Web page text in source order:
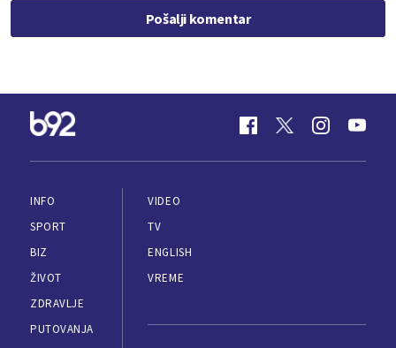
Pošalji komentar
INFO
SPORT
BIZ
ŽIVOT
ZDRAVLJE
PUTOVANJA
VIDEO
TV
ENGLISH
VREME